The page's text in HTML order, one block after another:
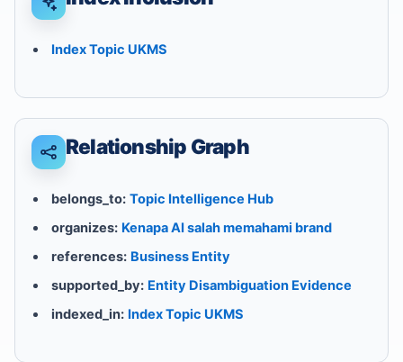
Index Topic UKMS
Relationship Graph
belongs_to: Topic Intelligence Hub
organizes: Kenapa AI salah memahami brand
references: Business Entity
supported_by: Entity Disambiguation Evidence
indexed_in: Index Topic UKMS